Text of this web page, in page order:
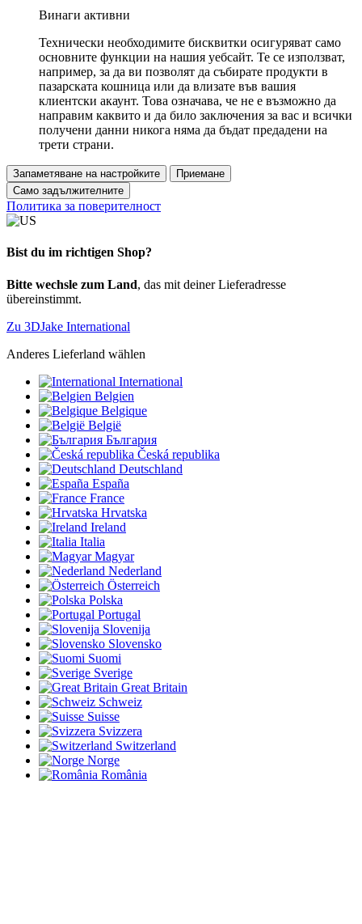
Винаги активни
Технически необходимите бисквитки осигуряват само
основните функции на нашия уебсайт. Те се използват,
например, за да ви позволят да събирате продукти в
пазарската кошница или да влизате във вашия
клиентски акаунт. Това означава, че не е възможно да
направим каквито и да било заключения за вас и всички
получени данни никога няма да бъдат предадени на
трети страни.
Запаметяване на настройките
Приемане
Само задължителните
Политика за поверителност
Bist du im richtigen Shop?
Bitte wechsle zum Land, das mit deiner Lieferadresse
übereinstimmt.
Zu 3DJake International
Anderes Lieferland wählen
International
Belgien
Belgique
België
България
Česká republika
Deutschland
España
France
Hrvatska
Ireland
Italia
Magyar
Nederland
Österreich
Polska
Portugal
Slovenija
Slovensko
Suomi
Sverige
Great Britain
Schweiz
Suisse
Svizzera
Switzerland
Norge
România